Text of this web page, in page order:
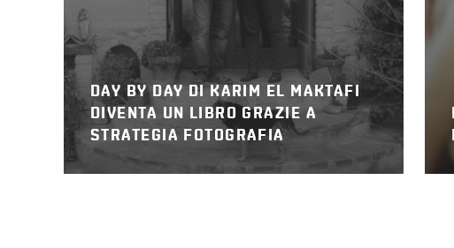
DAY BY DAY DI KARIM EL MAKTAFI
DIVENTA UN LIBRO GRAZIE A
STRATEGIA FOTOGRAFIA